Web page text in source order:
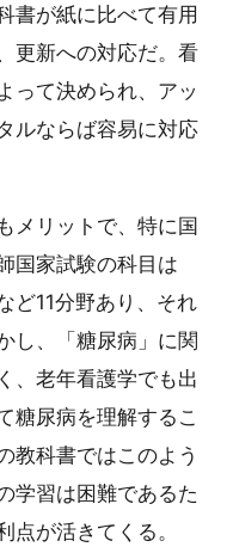
書が紙に比べて有用
更新への対応だ。看
って決められ、アッ
ルならば容易に対応
メリットで、特に国
国家試験の科目は
ど11分野あり、それ
し、「糖尿病」に関
、老年看護学でも出
糖尿病を理解するこ
教科書ではこのよう
学習は困難であるた
点が活きてくる。